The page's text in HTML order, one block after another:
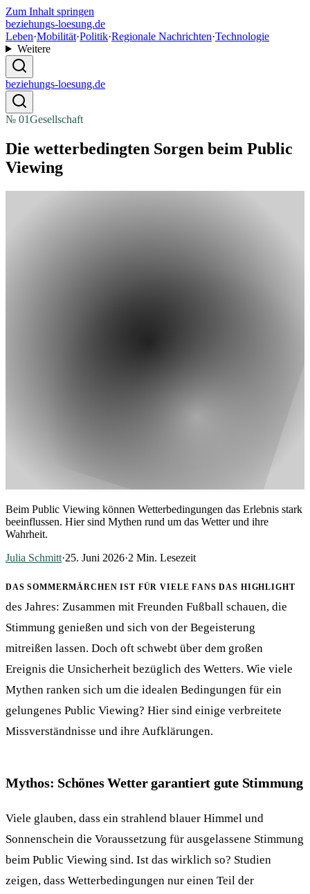
Zum Inhalt springen
beziehungs-loesung.de
Leben·Mobilität·Politik·Regionale Nachrichten·Technologie
Weitere
beziehungs-loesung.de
№ 01Gesellschaft
Die wetterbedingten Sorgen beim Public
Viewing
Beim Public Viewing können Wetterbedingungen das Erlebnis stark
beeinflussen. Hier sind Mythen rund um das Wetter und ihre
Wahrheit.
Julia Schmitt·25. Juni 2026·2 Min. Lesezeit
Das Sommermärchen ist für viele Fans das Highlight
des Jahres: Zusammen mit Freunden Fußball schauen, die
Stimmung genießen und sich von der Begeisterung
mitreißen lassen. Doch oft schwebt über dem großen
Ereignis die Unsicherheit bezüglich des Wetters. Wie viele
Mythen ranken sich um die idealen Bedingungen für ein
gelungenes Public Viewing? Hier sind einige verbreitete
Missverständnisse und ihre Aufklärungen.
Mythos: Schönes Wetter garantiert gute Stimmung
Viele glauben, dass ein strahlend blauer Himmel und
Sonnenschein die Voraussetzung für ausgelassene Stimmung
beim Public Viewing sind. Ist das wirklich so? Studien
zeigen, dass Wetterbedingungen nur einen Teil der